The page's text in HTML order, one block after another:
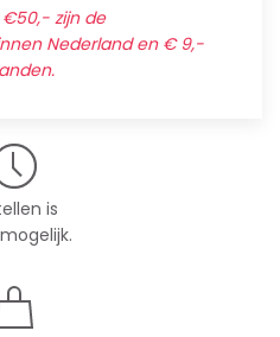
zijn de
Nederland en € 9,-
is